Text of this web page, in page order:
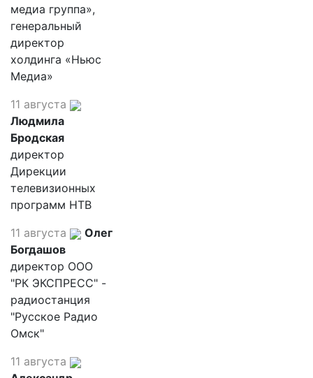
медиа группа»,
генеральный
директор
холдинга «Ньюс
Медиа»
11 августа
Людмила
Бродская
директор
Дирекции
телевизионных
программ НТВ
11 августа
Олег
Богдашов
директор ООО
"РК ЭКСПРЕСС" -
радиостанция
"Русское Радио
Омск"
11 августа